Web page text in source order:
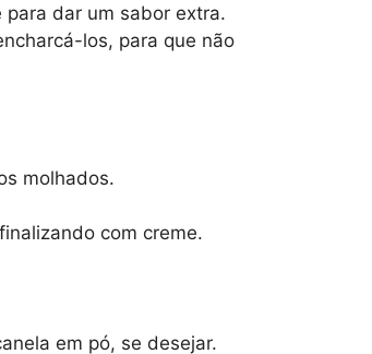
para dar um sabor extra.
los, para que não
molhados.
com creme.
em pó, se desejar.